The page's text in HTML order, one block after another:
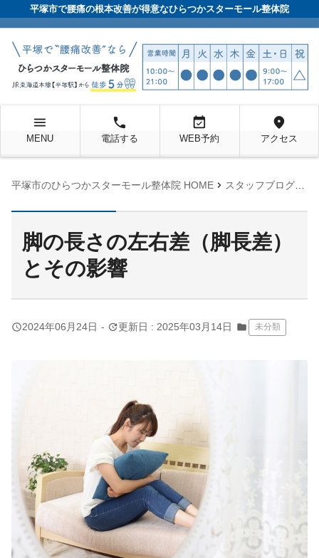
平塚市で腰痛の根本改善が得意なひらつかスターモール整体院
menu
MENU
local_phone
電話する
event_available
WEB予約
location_on
アクセス
平塚市のひらつかスターモール整体院 HOME chevron_right スタッフブログ
脚の長さの左右差（脚長差）
とその影響
query_builder2024年06月24日 - update更新日 : 2025年03月14日 folder 未分類